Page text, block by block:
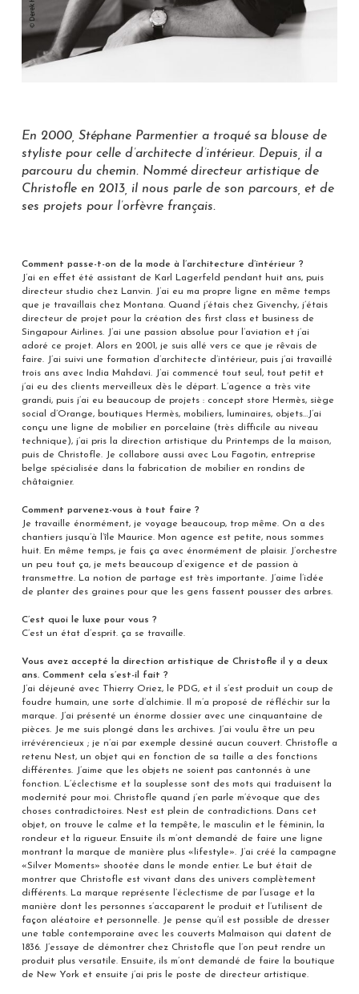
En 2000, Stéphane Parmentier a troqué sa blouse de
styliste pour celle d’architecte d’intérieur. Depuis, il a
parcouru du chemin. Nommé directeur artistique de
Christofle en 2013, il nous parle de son parcours, et de
ses projets pour l’orfèvre français.
Comment passe-t-on de la mode à l’architecture d’intérieur ?
J’ai en effet été assistant de Karl Lagerfeld pendant huit ans, puis
directeur studio chez Lanvin. J’ai eu ma propre ligne en même temps
que je travaillais chez Montana. Quand j’étais chez Givenchy, j’étais
directeur de projet pour la création des first class et business de
Singapour Airlines. J’ai une passion absolue pour l’aviation et j’ai
adoré ce projet. Alors en 2001, je suis allé vers ce que je rêvais de
faire. J’ai suivi une formation d’architecte d’intérieur, puis j’ai travaillé
trois ans avec India Mahdavi. J’ai commencé tout seul, tout petit et
j’ai eu des clients merveilleux dès le départ. L’agence a très vite
grandi, puis j’ai eu beaucoup de projets : concept store Hermès, siège
social d’Orange, boutiques Hermès, mobiliers, luminaires, objets…J’ai
conçu une ligne de mobilier en porcelaine (très difficile au niveau
technique), j’ai pris la direction artistique du Printemps de la maison,
puis de Christofle. Je collabore aussi avec Lou Fagotin, entreprise
belge spécialisée dans la fabrication de mobilier en rondins de
châtaignier.
Comment parvenez-vous à tout faire ?
Je travaille énormément, je voyage beaucoup, trop même. On a des
chantiers jusqu’à l’île Maurice. Mon agence est petite, nous sommes
huit. En même temps, je fais ça avec énormément de plaisir. J’orchestre
un peu tout ça, je mets beaucoup d’exigence et de passion à
transmettre. La notion de partage est très importante. J’aime l’idée
de planter des graines pour que les gens fassent pousser des arbres.
C’est quoi le luxe pour vous ?
C’est un état d’esprit. ça se travaille.
Vous avez accepté la direction artistique de Christofle il y a deux
ans. Comment cela s’est-il fait ?
J’ai déjeuné avec Thierry Oriez, le PDG, et il s’est produit un coup de
foudre humain, une sorte d’alchimie. Il m’a proposé de réfléchir sur la
marque. J’ai présenté un énorme dossier avec une cinquantaine de
pièces. Je me suis plongé dans les archives. J’ai voulu être un peu
irrévérencieux ; je n’ai par exemple dessiné aucun couvert. Christofle a
retenu Nest, un objet qui en fonction de sa taille a des fonctions
différentes. J’aime que les objets ne soient pas cantonnés à une
fonction. L’éclectisme et la souplesse sont des mots qui traduisent la
modernité pour moi. Christofle quand j’en parle m’évoque que des
choses contradictoires. Nest est plein de contradictions. Dans cet
objet, on trouve le calme et la tempête, le masculin et le féminin, la
rondeur et la rigueur. Ensuite ils m’ont demandé de faire une ligne
montrant la marque de manière plus «lifestyle». J’ai créé la campagne
«Silver Moments» shootée dans le monde entier. Le but était de
montrer que Christofle est vivant dans des univers complètement
différents. La marque représente l’éclectisme de par l’usage et la
manière dont les personnes s’accaparent le produit et l’utilisent de
façon aléatoire et personnelle. Je pense qu’il est possible de dresser
une table contemporaine avec les couverts Malmaison qui datent de
1836. J’essaye de démontrer chez Christofle que l’on peut rendre un
produit plus versatile. Ensuite, ils m’ont demandé de faire la boutique
de New York et ensuite j’ai pris le poste de directeur artistique.